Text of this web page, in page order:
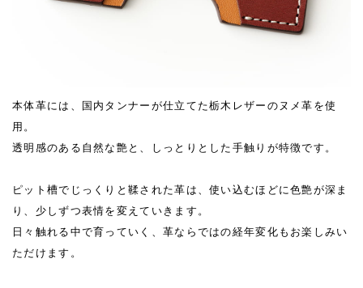
本体革には、国内タンナーが仕立てた栃木レザーのヌメ革を使
用。
透明感のある自然な艶と、しっとりとした手触りが特徴です。
ピット槽でじっくりと鞣された革は、使い込むほどに色艶が深ま
り、少しずつ表情を変えていきます。
日々触れる中で育っていく、革ならではの経年変化もお楽しみい
ただけます。